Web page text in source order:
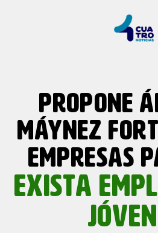
PROPONE
MÁYNEZ
EMPRESAS
EXISTA